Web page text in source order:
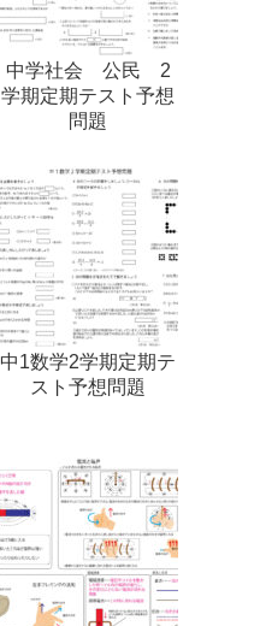
中学社会 公民 2
学期定期テスト予想
問題
中1数学2学期定期テ
スト予想問題